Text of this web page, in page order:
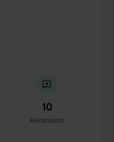
10
Recensioni